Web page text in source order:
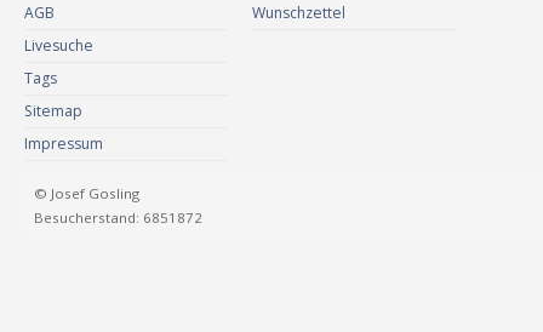
AGB
Livesuche
Tags
Sitemap
Impressum
Wunschzettel
© Josef Gosling
Besucherstand: 6851872